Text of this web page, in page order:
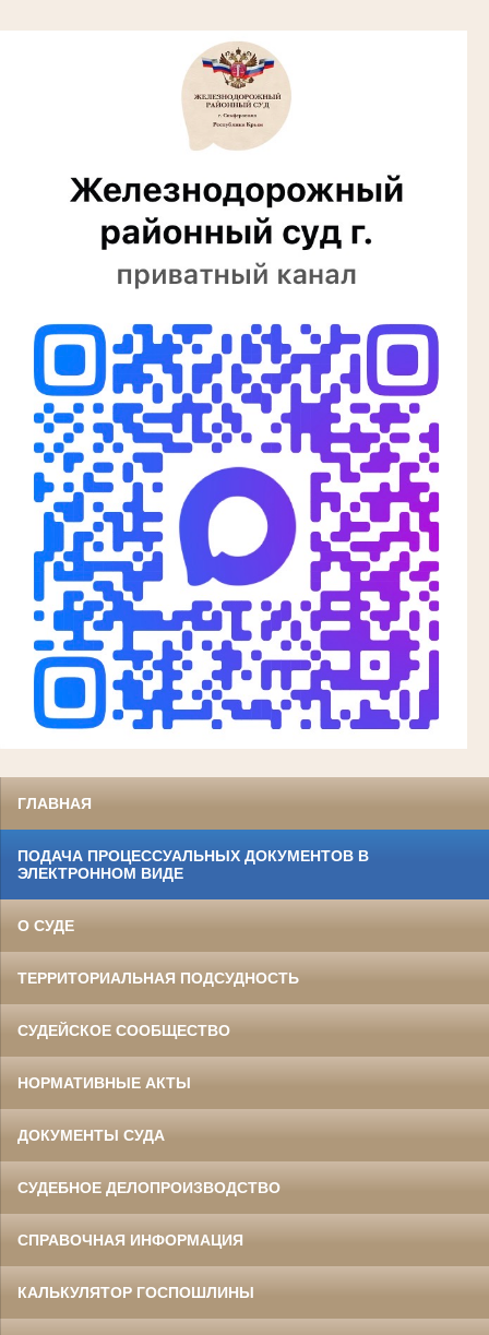
ГЛАВНАЯ
ПОДАЧА ПРОЦЕССУАЛЬНЫХ ДОКУМЕНТОВ В
ЭЛЕКТРОННОМ ВИДЕ
О СУДЕ
ТЕРРИТОРИАЛЬНАЯ ПОДСУДНОСТЬ
СУДЕЙСКОЕ СООБЩЕСТВО
НОРМАТИВНЫЕ АКТЫ
ДОКУМЕНТЫ СУДА
СУДЕБНОЕ ДЕЛОПРОИЗВОДСТВО
СПРАВОЧНАЯ ИНФОРМАЦИЯ
КАЛЬКУЛЯТОР ГОСПОШЛИНЫ